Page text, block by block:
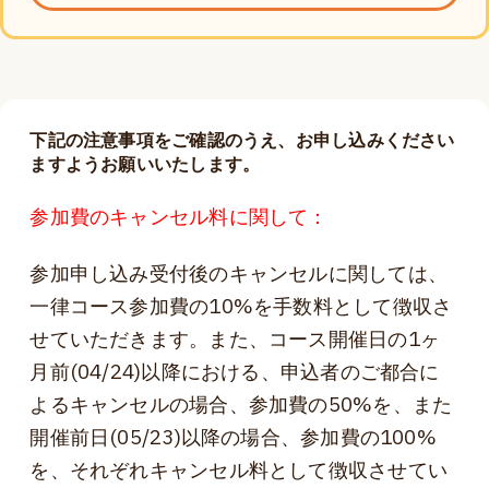
下記の注意事項をご確認のうえ、お申し込みください
ますようお願いいたします。
参加費のキャンセル料に関して：
参加申し込み受付後のキャンセルに関しては、
一律コース参加費の10%を手数料として徴収さ
せていただきます。また、コース開催日の1ヶ
月前(04/24)以降における、申込者のご都合に
よるキャンセルの場合、参加費の50%を、また
開催前日(05/23)以降の場合、参加費の100%
を、それぞれキャンセル料として徴収させてい